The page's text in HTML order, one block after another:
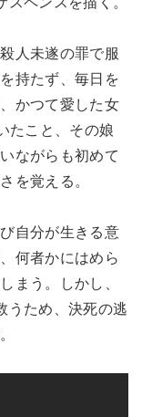
人未遂の罪で服
持たず、毎日を
かつて愛した女
たこと、その娘
ながらも初めて
を覚える。
自分が生きる意
何者かにはめら
まう。しかし、
うため、決死の逃